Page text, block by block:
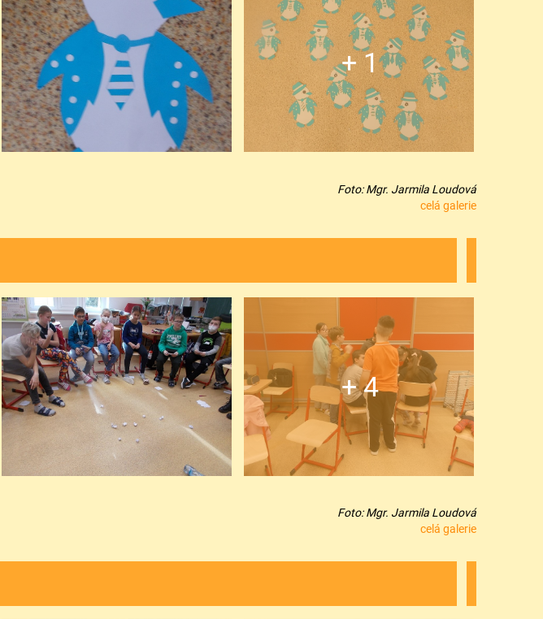
+ 1
Foto: Mgr. Jarmila Loudová
celá galerie
+ 4
Foto: Mgr. Jarmila Loudová
celá galerie